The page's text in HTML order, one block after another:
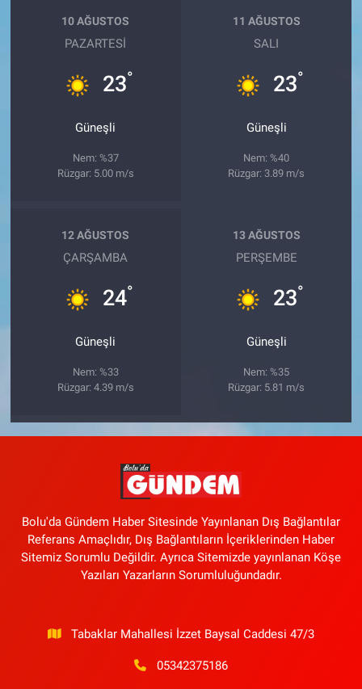
10 AĞUSTOS
PAZARTESI
23°
Güneşli
Nem: %37
Rüzgar: 5.00 m/s
11 AĞUSTOS
SALI
23°
Güneşli
Nem: %40
Rüzgar: 3.89 m/s
12 AĞUSTOS
ÇARŞAMBA
24°
Güneşli
Nem: %33
Rüzgar: 4.39 m/s
13 AĞUSTOS
PERŞEMBE
23°
Güneşli
Nem: %35
Rüzgar: 5.81 m/s
Bolu'da Gündem Haber Sitesinde Yayınlanan Dış Bağlantılar
Referans Amaçlıdır, Dış Bağlantıların İçeriklerinden Haber
Sitemiz Sorumlu Değildir. Ayrıca Sitemizde yayınlanan Köşe
Yazıları Yazarların Sorumluluğundadır.
Tabaklar Mahallesi İzzet Baysal Caddesi 47/3
05342375186